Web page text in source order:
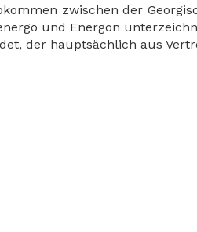
zwischen der
und Energon
der hauptsächlich aus